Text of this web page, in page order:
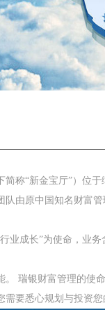
称“新金宝厅”）位
队由原中国知名财富
业成长”为使命，业
。 瑞银财富管理的使
需要悉心规划与投资